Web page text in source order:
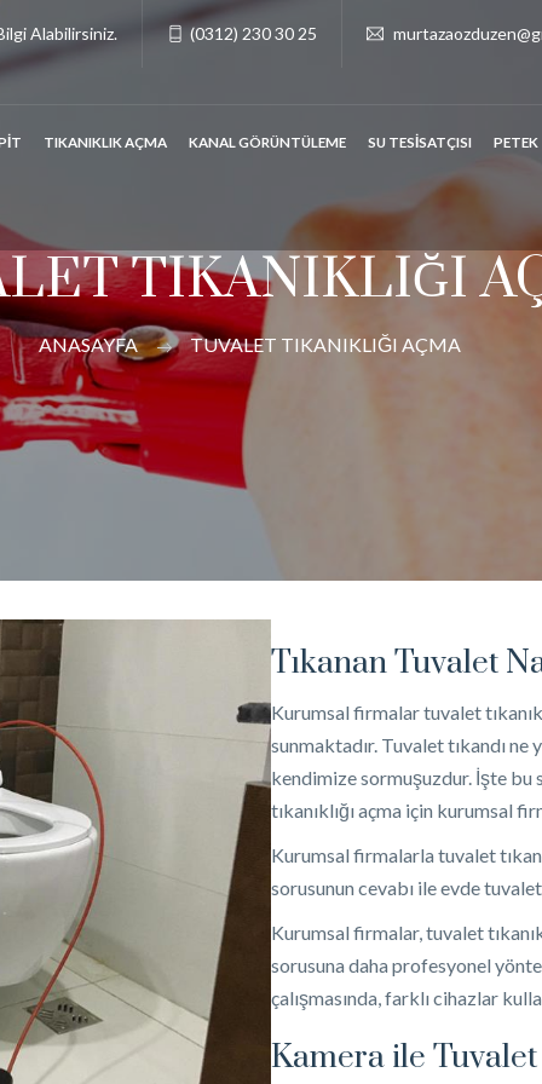
Alabilirsiniz. (0312) 230 30 25
TIKANIKLIK AÇMA KANAL GÖRÜNTÜLEME SU TESİSATÇISI PETEK
TIKANIKLIĞI
ANASAYFA TUVALET TIKANIKLIĞI AÇMA
Tıkanan Tuvalet
Kurumsal firmalar tuvalet
sunmaktadır. Tuvalet tıkandı ne
kendimize sormuşuzdur. İşte bu
tıkanıklığı açma için kurumsal
Kurumsal firmalarla tuvalet
sorusunun cevabı ile evde tuvalet
Kurumsal firmalar, tuvalet
sorusuna daha profesyonel
çalışmasında, farklı cihazlar
Kamera ile Tuvalet